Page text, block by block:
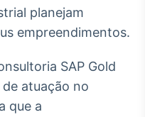
ativos
breve
planejam
empreendimentos.
SAP Gold
atuação no
que a